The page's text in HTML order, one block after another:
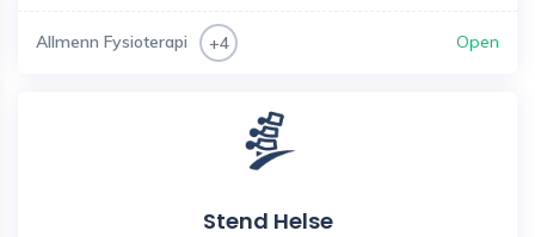
Allmenn Fysioterapi +4 Open
Stend Helse